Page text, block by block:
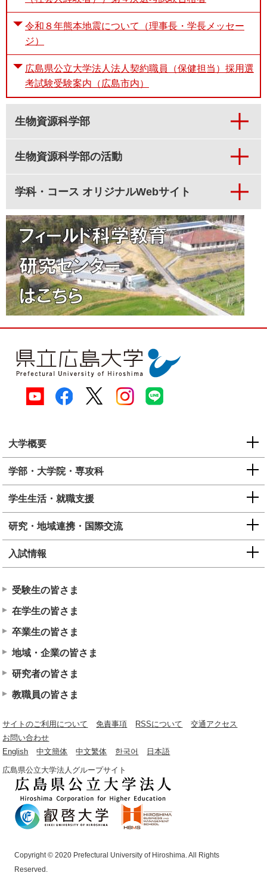
令和８年熊本地震について（理事長・学長メッセー
ジ）
広島県公立大学法人法人契約職員（保健担当）採用選
考試験受験案内（広島市内）
生物資源科学部
生物資源科学部の活動
学科・コース オリジナルWebサイト
大学概要
学部・大学院・専攻科
学生生活・就職支援
研究・地域連携・国際交流
入試情報
受験生の皆さま
在学生の皆さま
卒業生の皆さま
地域・企業の皆さま
研究者の皆さま
教職員の皆さま
サイトのご利用について 免責事項 RSSについて
交通アクセス
お問い合わせ
English
中文簡体 中文繁体 한국어 日本語
広島県公立大学法人グループサイト
Copyright © 2020 Prefectural University of Hiroshima. All Rights
Reserved.